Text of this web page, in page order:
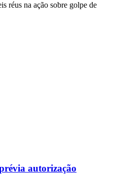
réus na ação sobre golpe de
autorização